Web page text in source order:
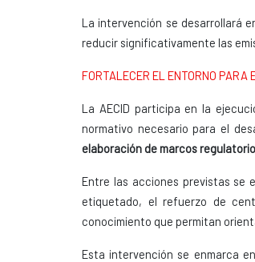
La intervención se desarrollará
reducir significativamente las
FORTALECER EL ENTORNO PARA
La AECID participa en la
normativo necesario para el
elaboración de marcos
Entre las acciones previstas se
etiquetado, el refuerzo de
conocimiento que permitan
Esta intervención se enmarca